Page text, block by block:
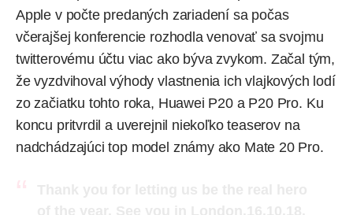
Apple v počte predaných zariadení sa počas
včerajšej konferencie rozhodla venovať sa svojmu
twitterovému účtu viac ako býva zvykom. Začal tým,
že vyzdvihoval výhody vlastnenia ich vlajkových lodí
zo začiatku tohto roka, Huawei P20a P20 Pro. Ku
koncu pritvrdil a uverejnil niekoľko teaserov na
nadchádzajúci top model známy ako Mate 20 Pro.